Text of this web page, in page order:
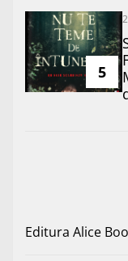
5
Editura Alice